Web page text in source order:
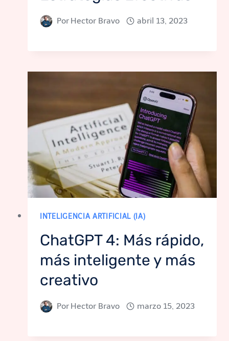
Por Hector Bravo abril 13, 2023
INTELIGENCIA ARTIFICIAL (IA)
ChatGPT 4: Más rápido,
más inteligente y más
creativo
Por Hector Bravo marzo 15, 2023